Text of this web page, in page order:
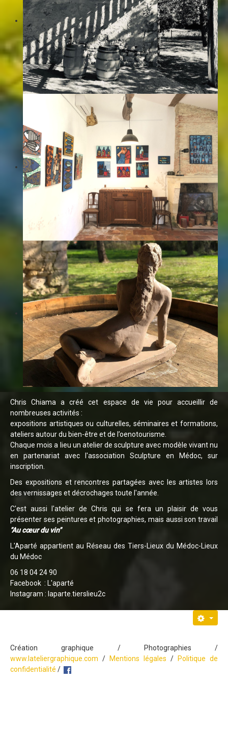
Chris Chiama a créé cet espace de vie pour accueillir de
nombreuses activités :
expositions artistiques ou culturelles, séminaires et formations,
ateliers autour du bien-être et de l’oenotourisme.
Chaque mois a lieu un atelier de sculpture avec modèle vivant nu
en partenariat avec l'association Sculpture en Médoc, sur
inscription.
Des expositions et rencontres partagées avec les artistes lors
des vernissages et décrochages toute l'année.
C'est aussi l'atelier de Chris qui se fera un plaisir de vous
présenter ses peintures et photographies, mais aussi son travail
"Au cœur du vin"
L'Aparté appartient au Réseau des Tiers-Lieux du Médoc-Lieux
du Médoc
06 18 04 24 90
Facebook : L'aparté
nstagram : laparte.tierslieu2c
Création graphique / Photographies /
www.lateliergraphique.com / Mentions légales /
Politique de
confidentialité /